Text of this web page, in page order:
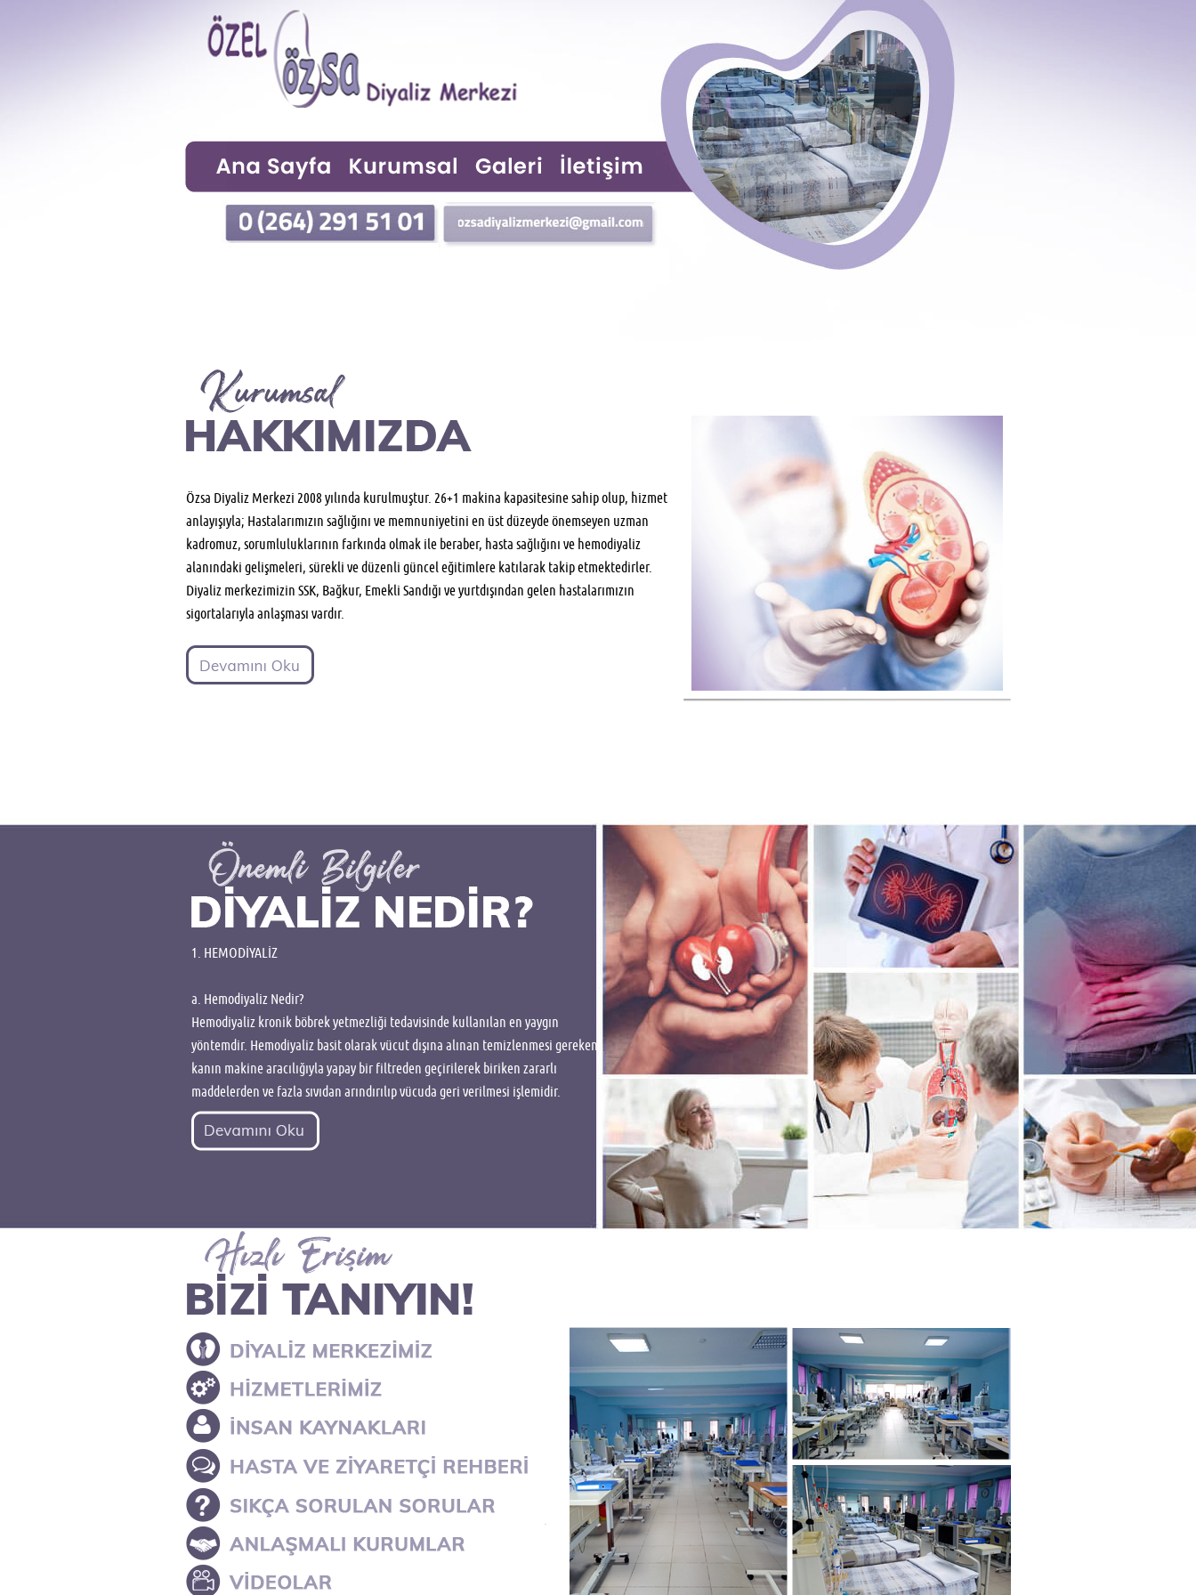
Özsa Diyaliz Merkezi 2008 yılında kurulmuştur. 26+1 makina kapasitesine sahip olup, hizmet
anlayışıyla; Hastalarımızın sağlığını ve memnuniyetini en üst düzeyde önemseyen uzman
kadromuz, sorumluluklarının farkında olmak ile beraber, hasta sağlığını ve hemodiyaliz
alanındaki gelişmeleri, sürekli ve düzenli güncel eğitimlere katılarak takip etmektedirler.
Diyaliz merkezimizin SSK, Bağkur, Emekli Sandığı ve yurtdışından gelen hastalarımızın
sigortalarıyla anlaşması vardır.
1. HEMODİYALİZ
a. Hemodiyaliz Nedir?
Hemodiyaliz kronik böbrek yetmezliği tedavisinde kullanılan en yaygın
yöntemdir. Hemodiyaliz basit olarak vücut dışına alınan temizlenmesi gereken
kanın makine aracılığıyla yapay bir filtreden geçirilerek biriken zararlı
maddelerden ve fazla sıvıdan arındırılıp vücuda geri verilmesi işlemidir.